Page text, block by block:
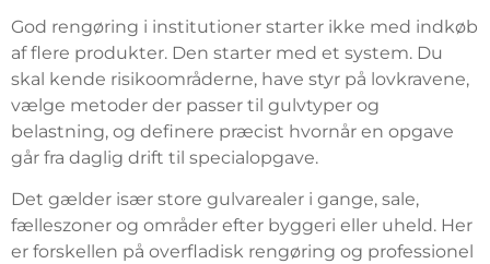
God rengøring i institutioner starter ikke med indkøb
af flere produkter. Den starter med et system. Du
skal kende risikoområderne, have styr på lovkravene,
vælge metoder der passer til gulvtyper og
belastning, og definere præcist hvornår en opgave
går fra daglig drift til specialopgave.
Det gælder især store gulvarealer i gange, sale,
fælleszoner og områder efter byggeri eller uheld. Her
er forskellen på overfladisk rengøring og professionel